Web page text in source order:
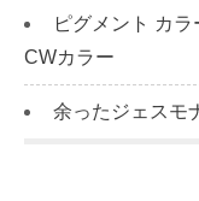
ピグメント カ
CWカラー
余ったジェスモ